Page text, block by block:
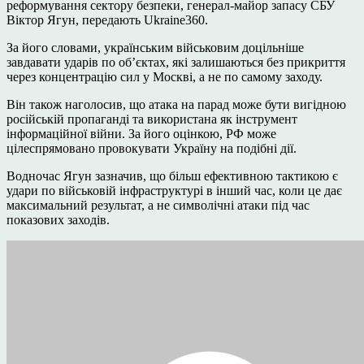
реформування сектору безпеки, генерал-майор запасу СБУ
Віктор Ягун, передають Ukraine360.
За його словами, українським військовим доцільніше
завдавати ударів по об’єктах, які залишаються без прикриття
через концентрацію сил у Москві, а не по самому заходу.
Він також наголосив, що атака на парад може бути вигідною
російській пропаганді та використана як інструмент
інформаційної війни. За його оцінкою, РФ може
цілеспрямовано провокувати Україну на подібні дії.
Водночас Ягун зазначив, що більш ефективною тактикою є
удари по військовій інфраструктурі в інший час, коли це дає
максимальний результат, а не символічні атаки під час
показових заходів.